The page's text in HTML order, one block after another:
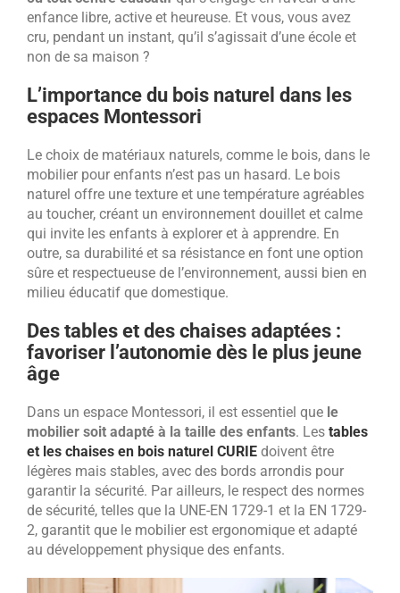
enfance libre, active et heureuse. Et vous, vous avez
cru, pendant un instant, qu’il s’agissait d’une école et
non de sa maison ?
L’importance du bois naturel dans les
espaces Montessori
Le choix de matériaux naturels, comme le bois, dans le
mobilier pour enfants n’est pas un hasard. Le bois
naturel offre une texture et une température agréables
au toucher, créant un environnement douillet et calme
qui invite les enfants à explorer et à apprendre. En
outre, sa durabilité et sa résistance en font une option
sûre et respectueuse de l’environnement, aussi bien en
milieu éducatif que domestique.
Des tables et des chaises adaptées :
favoriser l’autonomie dès le plus jeune
âge
Dans un espace Montessori, il est essentiel que le
mobilier soit adapté à la taille des enfants. Les tables
et les chaises en bois naturel CURIE doivent être
légères mais stables, avec des bords arrondis pour
garantir la sécurité. Par ailleurs, le respect des normes
de sécurité, telles que la UNE-EN 1729-1 et la EN 1729-
2, garantit que le mobilier est ergonomique et adapté
au développement physique des enfants.